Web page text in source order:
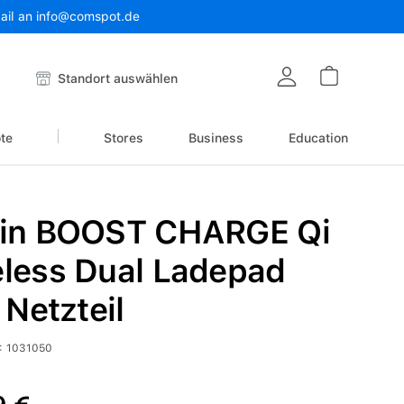
an info@comspot.de
Standort auswählen
Stores Business Education
BOOST CHARGE Qi
Dual Ladepad
1031050